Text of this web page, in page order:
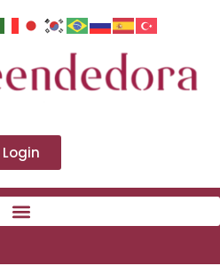
Login